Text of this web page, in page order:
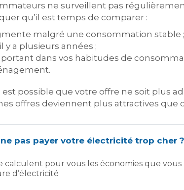
ne surveillent pas
qu’il est temps de comparer :
malgré une consommation stable ;
y a plusieurs années ;
dans vos habitudes de
est possible que votre offre ne soit plus
offres deviennent plus attractives que
pas payer votre électricité trop cher ?
calculent pour vous les économies que
d’électricité